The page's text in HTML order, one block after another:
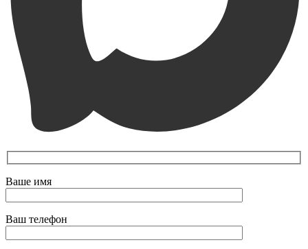
Ваше имя
Ваш телефон